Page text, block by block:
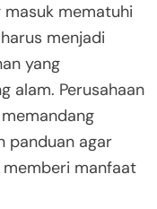
mematuhi
menjadi
yang
alam. Perusahaan
panduan agar
manfaat